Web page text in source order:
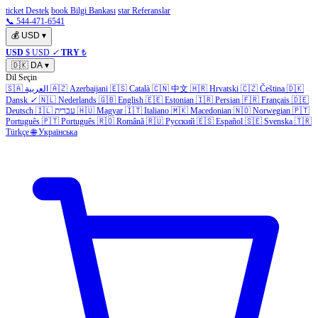
ticket Destek book Bilgi Bankası star Referanslar
📞 544-471-6541
💰 USD ▾
USD $ USD ✓ TRY ₺
🇩🇰 DA ▾
Dil Seçin
🇸🇦 العربية 🇦🇿 Azerbaijani 🇪🇸 Català 🇨🇳 中文 🇭🇷 Hrvatski 🇨🇿 Čeština 🇩🇰
Dansk ✓ 🇳🇱 Nederlands 🇬🇧 English 🇪🇪 Estonian 🇮🇷 Persian 🇫🇷 Français 🇩🇪
Deutsch 🇮🇱 עברית 🇭🇺 Magyar 🇮🇹 Italiano 🇲🇰 Macedonian 🇳🇴 Norwegian 🇵🇹
Português 🇵🇹 Português 🇷🇴 Română 🇷🇺 Русский 🇪🇸 Español 🇸🇪 Svenska 🇹🇷
Türkçe 🌐 Українська